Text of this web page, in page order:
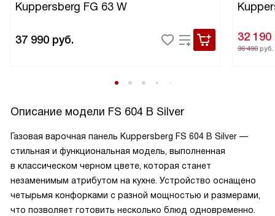
Kuppersberg FG 63 W
37 990 руб. 32 190
36 490руб.
Описание модели FS 604 B Silver
Газовая варочная панель Kuppersberg FS 604 B Silver —
стильная и функциональная модель, выполненная
в классическом черном цвете, которая станет
незаменимым атрибутом на кухне. Устройство оснащено
четырьмя конфорками с разной мощностью и размерами,
что позволяет готовить несколько блюд одновременно.